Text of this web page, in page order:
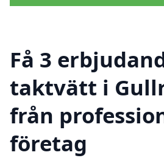
Få 3
taktvätt i
från
företag